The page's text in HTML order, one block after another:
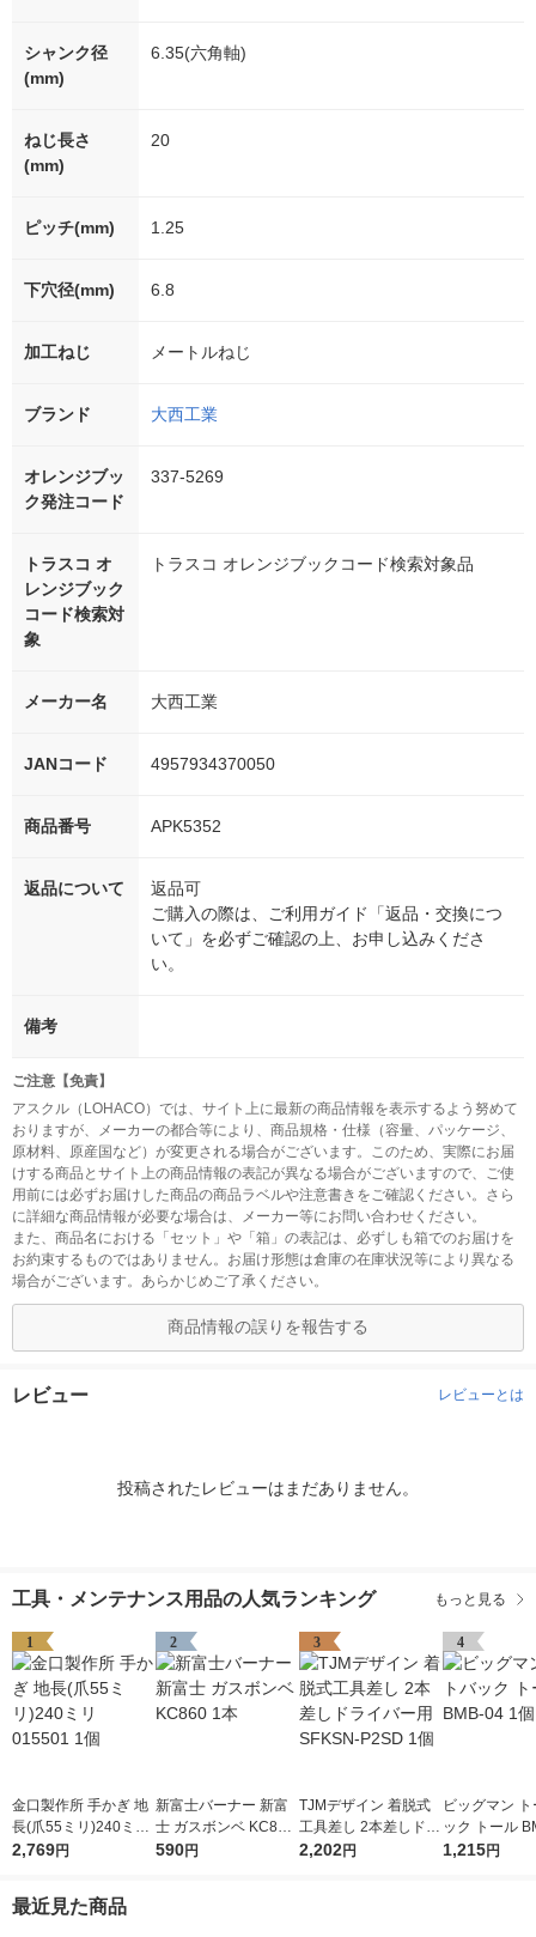
シャンク径
(mm)
6.35(六角軸)
ねじ長さ
(mm)
20
ピッチ(mm) 1.25
下穴径(mm) 6.8
加工ねじ メートルねじ
ブランド 大西工業
オレンジブッ
ク発注コード
337-5269
トラスコ オ
レンジブック
コード検索対
象
トラスコ オレンジブックコード検索対象品
メーカー名 大西工業
JANコード 4957934370050
商品番号 APK5352
返品について
返品可
ご購入の際は、ご利用ガイド「返品・交換につ
いて」を必ずご確認の上、お申し込みくださ
い。
備考
ご注意【免責】
アスクル（LOHACO）では、サイト上に最新の商品情報を表示するよう努めて
おりますが、メーカーの都合等により、商品規格・仕様（容量、パッケージ、
原材料、原産国など）が変更される場合がございます。このため、実際にお届
けする商品とサイト上の商品情報の表記が異なる場合がございますので、ご使
用前には必ずお届けした商品の商品ラベルや注意書きをご確認ください。さら
に詳細な商品情報が必要な場合は、メーカー等にお問い合わせください。
また、商品名における「セット」や「箱」の表記は、必ずしも箱でのお届けを
お約束するものではありません。お届け形態は倉庫の在庫状況等により異なる
場合がございます。あらかじめご了承ください。
商品情報の誤りを報告する
レビュー レビューとは
投稿されたレビューはまだありません。
工具・メンテナンス用品の人気ランキング もっと見る
1
金口製作所 手かぎ 地
長(爪55ミリ)240ミリ
015501 1個
2,769円
2
新富士バーナー 新富
士 ガスボンベ KC860
1本
590円
3
TJMデザイン 着脱式
工具差し 2本差しドラ
イバー用 SFKSN-P2S
2,202円
4
ビッグマン
ック トール
個
1,215円
最近見た商品